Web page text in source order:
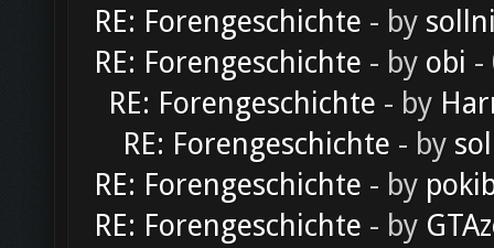
RE: Forengeschichte - by
RE: Forengeschichte - by obi -
RE: Forengeschichte - by
RE: Forengeschichte - by
RE: Forengeschichte - by
RE: Forengeschichte - by